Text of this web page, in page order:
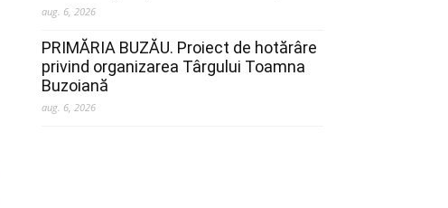
aug. 6, 2026
PRIMĂRIA BUZĂU. Proiect de hotărâre
privind organizarea Târgului Toamna
Buzoiană
aug. 6, 2026